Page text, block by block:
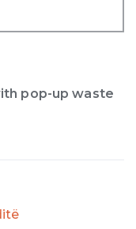
pop-up waste